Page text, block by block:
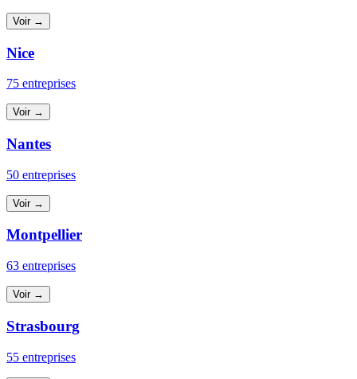
Voir →
Nice
75 entreprises
Voir →
Nantes
50 entreprises
Voir →
Montpellier
63 entreprises
Voir →
Strasbourg
55 entreprises